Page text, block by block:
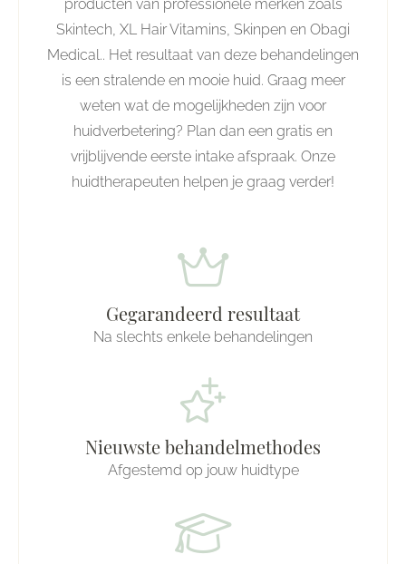
producten van professionele merken zoals
Skintech, XL Hair Vitamins, Skinpen en Obagi
Medical.. Het resultaat van deze behandelingen
is een stralende en mooie huid. Graag meer
weten wat de mogelijkheden zijn voor
huidverbetering? Plan dan een gratis en
vrijblijvende eerste intake afspraak. Onze
huidtherapeuten helpen je graag verder!
Gegarandeerd resultaat
Na slechts enkele behandelingen
Nieuwste behandelmethodes
Afgestemd op jouw huidtype